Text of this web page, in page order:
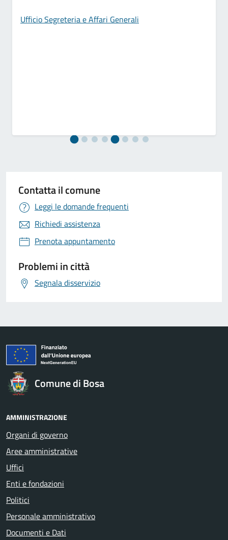
Ufficio Segreteria e Affari Generali
Contatta il comune
Leggi le domande frequenti
Richiedi assistenza
Prenota appuntamento
Problemi in città
Segnala disservizio
Comune di Bosa
AMMINISTRAZIONE
Organi di governo
Aree amministrative
Uffici
Enti e fondazioni
Politici
Personale amministrativo
Documenti e Dati